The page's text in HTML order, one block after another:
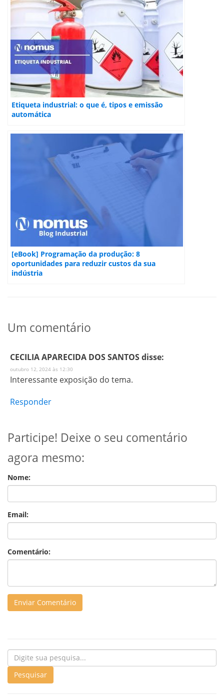
Etiqueta industrial: o que é, tipos e emissão
automática
[eBook] Programação da produção: 8
oportunidades para reduzir custos da sua
indústria
Um comentário
CECILIA APARECIDA DOS SANTOSdisse:
outubro 12, 2024 às 12:30
Interessante exposição do tema.
Responder
Participe! Deixe o seu comentário
agora mesmo:
Nome:
Email:
Comentário: